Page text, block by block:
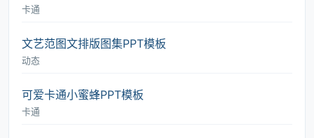
卡通
文艺范图文排版图集PPT模板
动态
可爱卡通小蜜蜂PPT模板
卡通